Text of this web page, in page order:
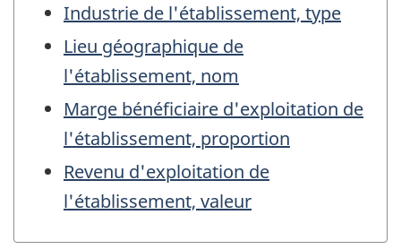
Industrie de l'établissement, type
Lieu géographique de
l'établissement, nom
Marge bénéficiaire d'exploitation de
l'établissement, proportion
Revenu d'exploitation de
l'établissement, valeur